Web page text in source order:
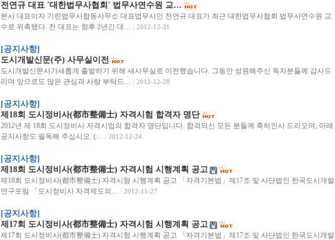
전연규 대표 '대한법무사협회' 법무사연수원 교…
본사 대표이자 기린법무사합동사무소 대표법무사인 전연규 대표가 최근 대한법무사협회 법무사연수원 교
수로 위촉됐다. 전 대표는 향후 2년간 대…
2012-12-31
[공지사항]
도시개발신문(주) 사무실이전
도시개발신문사가새롭게 출발하기 위해 새사무실로 이전했습니다. 그동안 성원해주신 독자분들께 감사드
리며 앞으로도 많은 관심과 사랑 부탁드…
2012-12-28
[공지사항]
제18회 도시정비사(都市整備士) 자격시험 합격자 명단
2012년 제 18회 도시정비사 자격시업의 합격자 명단입니다. 합격되신 모든 분들께 축하인사 드리오며, 아래
공지사항도 필독해 주십시오. (…
2012-12-24
[공지사항]
제18회 도시정비사(都市整備士) 자격시험 시행계획 공고
제18회 도시정비사(都市整備士) 자격시험 시행계획 공고 「자격기본법」제17조 및 사단법인 한국도시개발
연구포럼 「도시정비사 자격제도의…
2012-11-27
[공지사항]
제17회 도시정비사(都市整備士) 자격시험 시행계획 공고
제17회 도시정비사(都市整備士) 자격시험 시행계획 공고 「자격기본법」제17조 및 사단법인 한국도시개발